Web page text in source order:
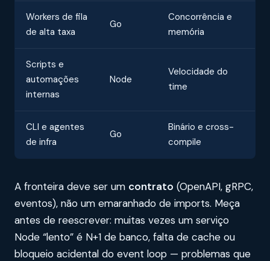
Workers de fila
de alta taxa
Go
Concorrência e
memória
Scripts e
automações
internas
Node
Velocidade do
time
CLI e agentes
de infra
Go
Binário e cross-
compile
A fronteira deve ser um contrato (OpenAPI, gRPC,
eventos), não um emaranhado de imports. Meça
antes de reescrever: muitas vezes um serviço
Node “lento” é N+1 de banco, falta de cache ou
bloqueio acidental do event loop — problemas que